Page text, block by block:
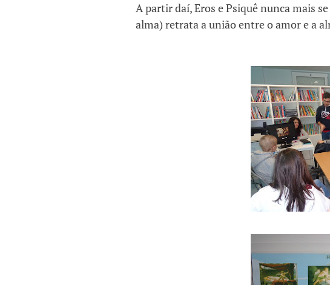
A partir daí, Eros e Psiquê nunca mais
alma) retrata a união entre o amor e a